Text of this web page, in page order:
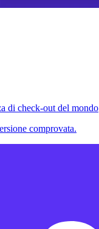
di check-out del mondo
comprovata.